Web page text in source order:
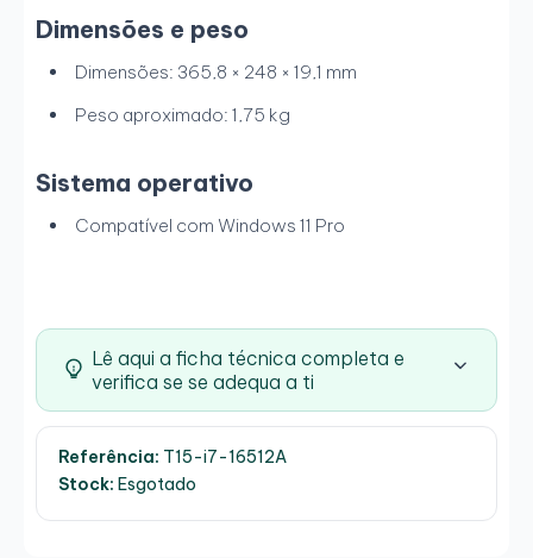
Dimensões e peso
Dimensões: 365,8 × 248 × 19,1 mm
Peso aproximado: 1,75 kg
Sistema operativo
Compatível com Windows 11 Pro
Lê aqui a ficha técnica completa e
verifica se se adequa a ti
Referência: T15-i7-16512A
Stock: Esgotado